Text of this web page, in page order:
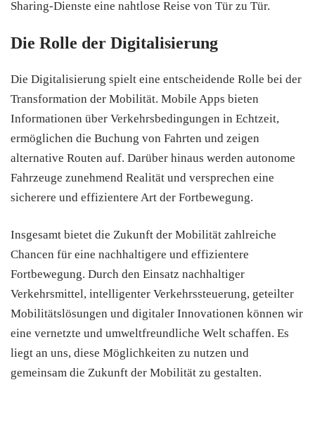
Sharing-Dienste eine nahtlose Reise von Tür zu Tür.
Die Rolle der Digitalisierung
Die Digitalisierung spielt eine entscheidende Rolle bei der
Transformation der Mobilität. Mobile Apps bieten
Informationen über Verkehrsbedingungen in Echtzeit,
ermöglichen die Buchung von Fahrten und zeigen
alternative Routen auf. Darüber hinaus werden autonome
Fahrzeuge zunehmend Realität und versprechen eine
sicherere und effizientere Art der Fortbewegung.
Insgesamt bietet die Zukunft der Mobilität zahlreiche
Chancen für eine nachhaltigere und effizientere
Fortbewegung. Durch den Einsatz nachhaltiger
Verkehrsmittel, intelligenter Verkehrssteuerung, geteilter
Mobilitätslösungen und digitaler Innovationen können wir
eine vernetzte und umweltfreundliche Welt schaffen. Es
liegt an uns, diese Möglichkeiten zu nutzen und
gemeinsam die Zukunft der Mobilität zu gestalten.